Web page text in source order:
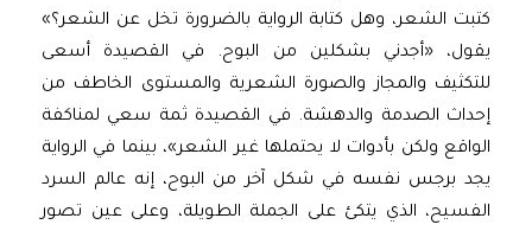
كتبت الشعر، وهل كتابة الرواية بالضرورة تخل عن الشعر؟»
يقول، «أجدني بشكلين من البوح. في القصيدة أسعى
للتكثيف والمجاز والصورة الشعرية والمستوى الخاطف من
إحداث الصدمة والدهشة. في القصيدة ثمة سعي لمناكفة
الواقع ولكن بأدوات لا يحتملها غير الشعر»، بينما في الرواية
يجد برجس نفسه في شكل آخر من البوح، إنه عالم السرد
الفسيح، الذي يتكئ على الجملة الطويلة، وعلى عين تصور